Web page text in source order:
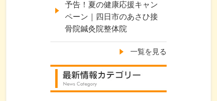
予告！夏の健康応援キャン
ペーン｜四日市のあさひ接
骨院鍼灸院整体院
一覧を見る